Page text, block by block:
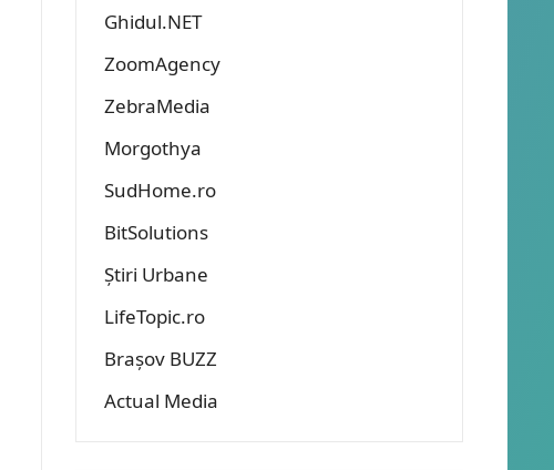
Ghidul.NET
ZoomAgency
ZebraMedia
Morgothya
SudHome.ro
BitSolutions
Știri Urbane
LifeTopic.ro
Brașov BUZZ
Actual Media